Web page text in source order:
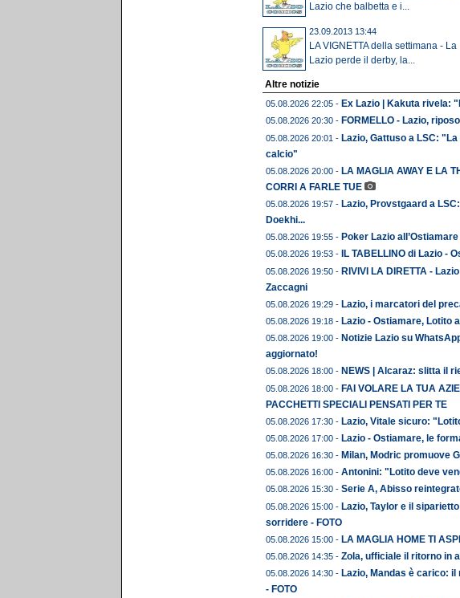
Lazio che balbetta e i...
23.09.2013 13:44
LA VIGNETTA della settimana - La
Lazio perde il derby, la...
Altre notizie
05.08.2026 22:05 - Ex Lazio | Kakuta rivela:
05.08.2026 20:30 - FORMELLO - Lazio,
05.08.2026 20:01 - Lazio, Gattuso a LSC:
calcio"
05.08.2026 20:00 - LA MAGLIA AWAY E LA
CORRI A FARLE TUE
05.08.2026 19:57 - Lazio, Provstgaard a
Doekhi...
05.08.2026 19:55 - Poker Lazio
05.08.2026 19:53 - IL TABELLINO di Lazio -
05.08.2026 19:50 - RIVIVI LA DIRETTA -
Zaccagni
05.08.2026 19:29 - Lazio, i marcatori del
05.08.2026 19:18 - Lazio - Ostiamare, Lotito
05.08.2026 19:00 - Notizie Lazio su
aggiornato!
05.08.2026 18:00 - NEWS | Alcaraz: slitta il
05.08.2026 18:00 - FAI VOLARE LA TUA
PACCHETTI SPECIALI PENSATI PER TE
05.08.2026 17:30 - Lazio, Vitale sicuro:
05.08.2026 17:00 - Lazio - Ostiamare, le
05.08.2026 16:30 - Milan, Modric promuove
05.08.2026 16:00 - Antonini: "Lotito deve
05.08.2026 15:30 - Serie A, Abisso
05.08.2026 15:00 - Lazio, Taylor e il
sorridere - FOTO
05.08.2026 15:00 - LA MAGLIA HOME TI
05.08.2026 14:35 - Zola, ufficiale il ritorno in
05.08.2026 14:30 - Lazio, Mandas è carico:
- FOTO